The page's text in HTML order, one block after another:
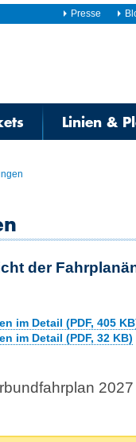
Presse
Linien &
der
im Detail (PDF, 405
im Detail (PDF, 32 KB)